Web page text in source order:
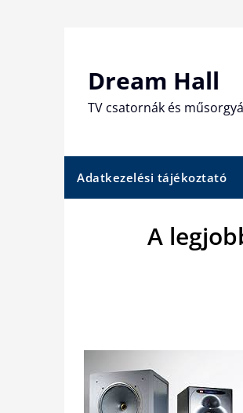
Dream Hall
TV csatornák és
Adatkezelési tájékoztató
A